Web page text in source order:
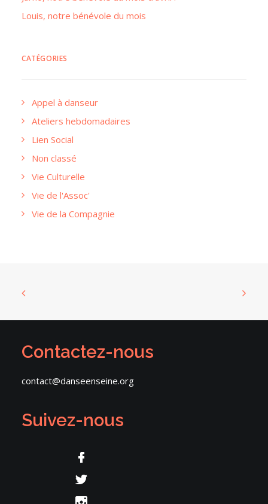
Louis, notre bénévole du mois
CATÉGORIES
Appel à danseur
Ateliers hebdomadaires
Lien Social
Non classé
Vie Culturelle
Vie de l'Assoc'
Vie de la Compagnie
Contactez-nous
contact@danseenseine.org
Suivez-nous